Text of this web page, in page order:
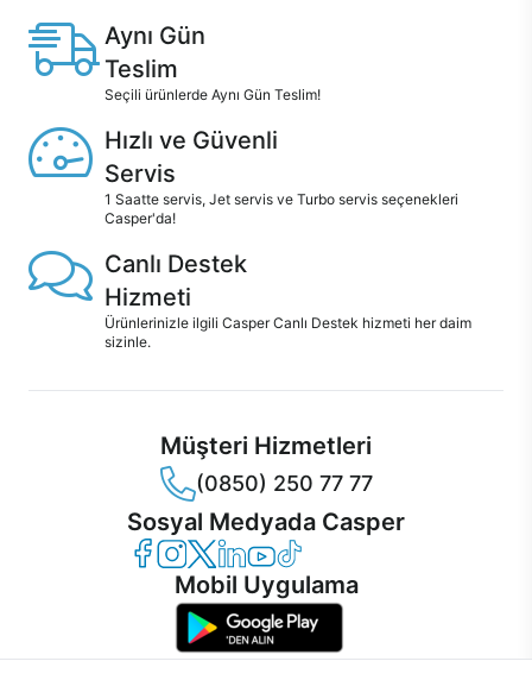
Aynı Gün
Teslim
Seçili ürünlerde Aynı Gün Teslim!
Hızlı ve Güvenli
Servis
1 Saatte servis, Jet servis ve Turbo servis seçenekleri
Casper'da!
Canlı Destek
Hizmeti
Ürünlerinizle ilgili Casper Canlı Destek hizmeti her daim
sizinle.
Müşteri Hizmetleri
(0850) 250 77 77
Sosyal Medyada Casper
Casper Facebook
Casper Instagram
Casper Twitter
Casper LinkedIn
Casper YouTube
Casper TikTok
Mobil Uygulama